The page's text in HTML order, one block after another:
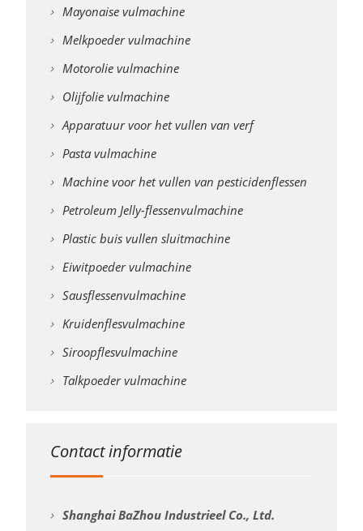
Mayonaise vulmachine
Melkpoeder vulmachine
Motorolie vulmachine
Olijfolie vulmachine
Apparatuur voor het vullen van verf
Pasta vulmachine
Machine voor het vullen van pesticidenflessen
Petroleum Jelly-flessenvulmachine
Plastic buis vullen sluitmachine
Eiwitpoeder vulmachine
Sausflessenvulmachine
Kruidenflesvulmachine
Siroopflesvulmachine
Talkpoeder vulmachine
Contact informatie
Shanghai BaZhou Industrieel Co., Ltd.